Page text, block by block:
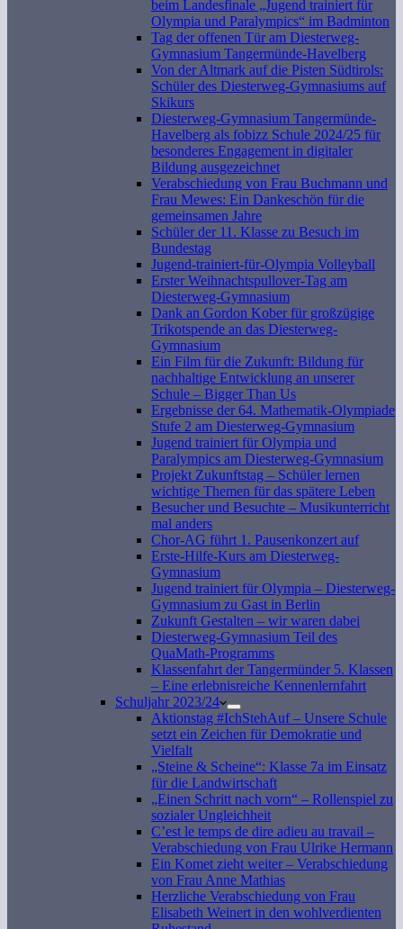
beim Landesfinale „Jugend trainiert für
Olympia und Paralympics“ im Badminton
Tag der offenen Tür am Diesterweg-
Gymnasium Tangermünde-Havelberg
Von der Altmark auf die Pisten Südtirols:
Schüler des Diesterweg-Gymnasiums auf
Skikurs
Diesterweg-Gymnasium Tangermünde-
Havelberg als fobizz Schule 2024/25 für
besonderes Engagement in digitaler
Bildung ausgezeichnet
Verabschiedung von Frau Buchmann und
Frau Mewes: Ein Dankeschön für die
gemeinsamen Jahre
Schüler der 11. Klasse zu Besuch im
Bundestag
Jugend-trainiert-für-Olympia Volleyball
Erster Weihnachtspullover-Tag am
Diesterweg-Gymnasium
Dank an Gordon Kober für großzügige
Trikotspende an das Diesterweg-
Gymnasium
Ein Film für die Zukunft: Bildung für
nachhaltige Entwicklung an unserer
Schule – Bigger Than Us
Ergebnisse der 64. Mathematik-Olympiade
Stufe 2 am Diesterweg-Gymnasium
Jugend trainiert für Olympia und
Paralympics am Diesterweg-Gymnasium
Projekt Zukunftstag – Schüler lernen
wichtige Themen für das spätere Leben
Besucher und Besuchte – Musikunterricht
mal anders
Chor-AG führt 1. Pausenkonzert auf
Erste-Hilfe-Kurs am Diesterweg-
Gymnasium
Jugend trainiert für Olympia – Diesterweg-
Gymnasium zu Gast in Berlin
Zukunft Gestalten – wir waren dabei
Diesterweg-Gymnasium Teil des
QuaMath-Programms
Klassenfahrt der Tangermünder 5. Klassen
– Eine erlebnisreiche Kennenlernfahrt
Schuljahr 2023/24
Aktionstag #IchStehAuf – Unsere Schule
setzt ein Zeichen für Demokratie und
Vielfalt
„Steine & Scheine“: Klasse 7a im Einsatz
für die Landwirtschaft
„Einen Schritt nach vorn“ – Rollenspiel zu
sozialer Ungleichheit
C’est le temps de dire adieu au travail –
Verabschiedung von Frau Ulrike Hermann
Ein Komet zieht weiter – Verabschiedung
von Frau Anne Mathias
Herzliche Verabschiedung von Frau
Elisabeth Weinert in den wohlverdienten